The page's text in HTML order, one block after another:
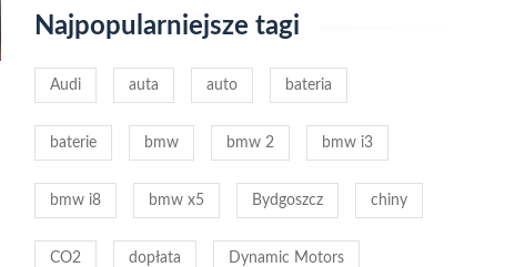
Najpopularniejsze tagi
Audi auta auto bateria
baterie bmw bmw 2 bmw i3
bmw i8 bmw x5 Bydgoszcz chiny
CO2 dopłata Dynamic Motors